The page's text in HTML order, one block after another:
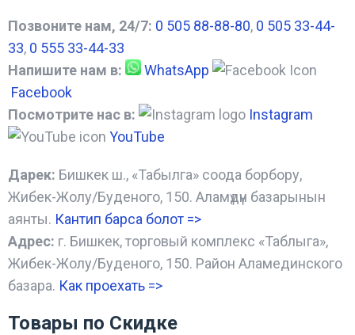
Позвоните нам, 24/7: 0 505 88-88-80, 0 505 33-44-
33, 0 555 33-44-33
Напишите нам в:
WhatsApp
Facebook
Посмотрите нас в:
Instagram
YouTube
Дарек: Бишкек ш., «Табылга» соода борбору,
Жибек-Жолу/Буденого, 150. Аламүдүн базарынын
аянты. Кантип барса болот =>
Адрес: г. Бишкек, торговый комплекс «Таблыга»,
Жибек-Жолу/Буденого, 150. Район Аламединского
базара. Как проехать =>
Товары по Скидке